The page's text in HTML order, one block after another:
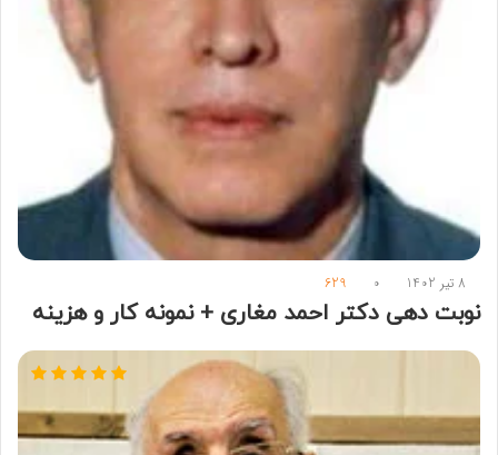
8 تیر 1402 0
629
نوبت دهی دکتر احمد مغاری + نمونه کار و هزینه